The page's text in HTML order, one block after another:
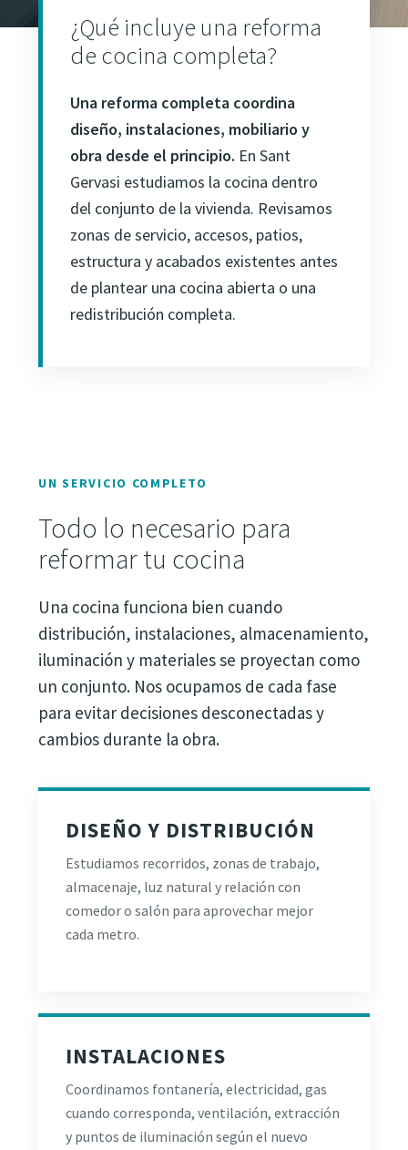
¿Qué incluye una reforma
de cocina completa?
Una reforma completa coordina
diseño, instalaciones, mobiliario y
obra desde el principio. En Sant
Gervasi estudiamos la cocina dentro
del conjunto de la vivienda. Revisamos
zonas de servicio, accesos, patios,
estructura y acabados existentes antes
de plantear una cocina abierta o una
redistribución completa.
UN SERVICIO COMPLETO
Todo lo necesario para
reformar tu cocina
Una cocina funciona bien cuando
distribución, instalaciones, almacenamiento,
iluminación y materiales se proyectan como
un conjunto. Nos ocupamos de cada fase
para evitar decisiones desconectadas y
cambios durante la obra.
DISEÑO Y DISTRIBUCIÓN
Estudiamos recorridos, zonas de trabajo,
almacenaje, luz natural y relación con
comedor o salón para aprovechar mejor
cada metro.
INSTALACIONES
Coordinamos fontanería, electricidad, gas
cuando corresponda, ventilación, extracción
y puntos de iluminación según el nuevo